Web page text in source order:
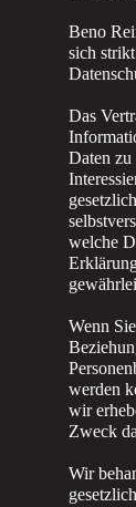
Beno
sich
Das
Daten zu
welche
Wenn
werden
wir
Zweck
Wir